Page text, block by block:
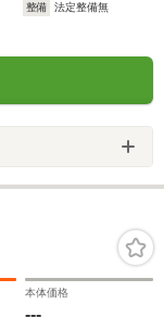
整備
法定整備無
本体価格